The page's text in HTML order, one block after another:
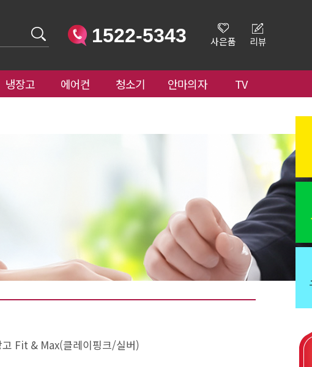
사은품 리뷰
1522-5343
냉장고 에어컨 청소기 안마의자 TV
고 Fit & Max(클레이핑크/실버)